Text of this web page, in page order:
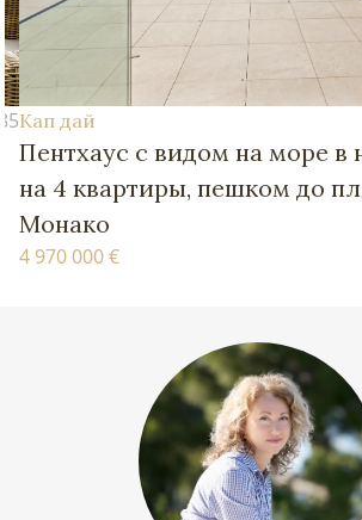
BSM260480
доме
и
Новые
спальнями – в